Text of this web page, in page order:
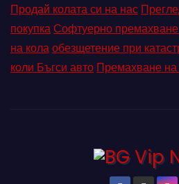
Продай колата си на нас
покупкаСофтуерно
на колаобезщетение при
коли Бъгси авто Премахване на